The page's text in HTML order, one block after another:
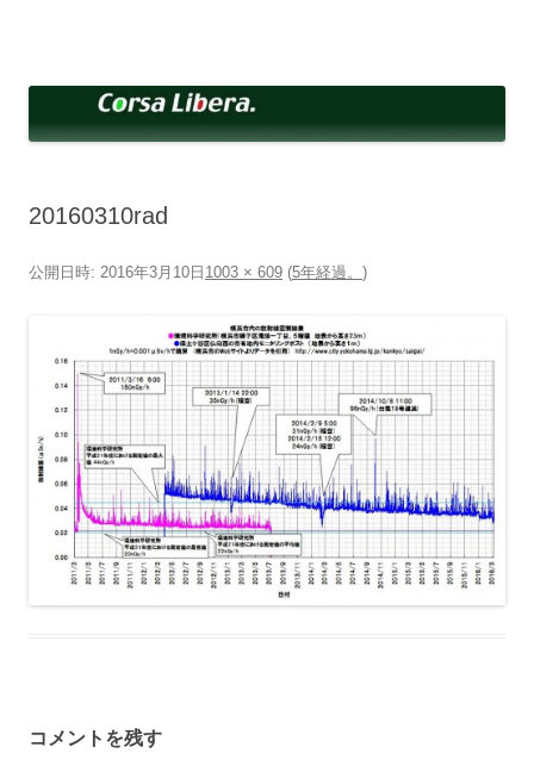
へ
ッ
20160310rad
公開日時: 2016年3月10日 1003 × 609 (5年経過。 )
コメントを残す